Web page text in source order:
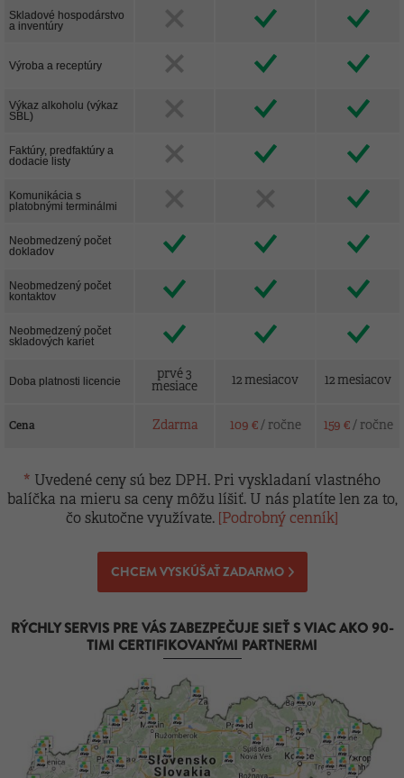
Skladové hospodárstvo
a inventúry
Výroba a receptúry
Výkaz alkoholu (výkaz
SBL)
Faktúry, predfaktúry a
dodacie listy
Komunikácia s
platobnými terminálmi
Neobmedzený počet
dokladov
Neobmedzený počet
kontaktov
Neobmedzený počet
skladových kariet
Doba platnosti licencie
prvé 3
mesiace
12 mesiacov 12 mesiacov
Cena Zdarma 109 €/ ročne 159 €/ ročne
* Uvedené ceny sú bez DPH. Pri vyskladaní vlastného
balíčka na mieru sa ceny môžu líšiť. U nás platíte len za to,
čo skutočne využívate. [Podrobný cenník]
CHCEM VYSKÚŠAŤ ZADARMO
RÝCHLY SERVIS PRE VÁS ZABEZPEČUJE SIEŤ S VIAC AKO 90-
TIMI CERTIFIKOVANÝMI PARTNERMI